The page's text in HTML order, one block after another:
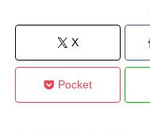
X
Pocket